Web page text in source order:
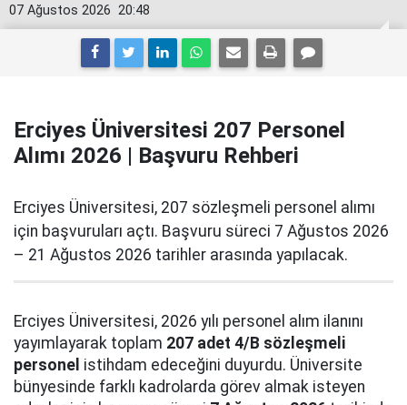
20:48
07 Ağustos 2026
Erciyes Üniversitesi 207 Personel
Alımı 2026 | Başvuru Rehberi
Erciyes Üniversitesi, 207 sözleşmeli personel alımı
için başvuruları açtı. Başvuru süreci 7 Ağustos 2026
– 21 Ağustos 2026 tarihler arasında yapılacak.
Erciyes Üniversitesi, 2026 yılı personel alım ilanını
yayımlayarak toplam 207 adet 4/B sözleşmeli
personel istihdam edeceğini duyurdu. Üniversite
bünyesinde farklı kadrolarda görev almak isteyen